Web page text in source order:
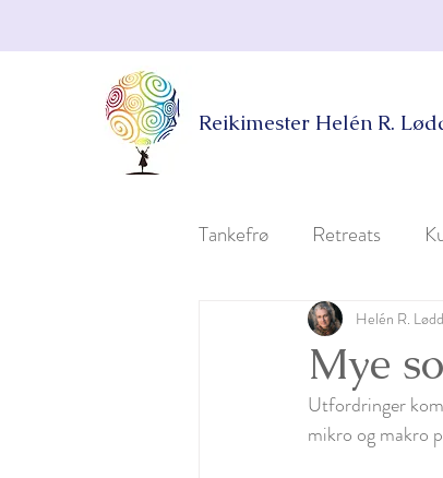
Tankefrø Retreats
Mye
Helén R.
Utfordringer
mikro og makro
Reikimester Helén R.